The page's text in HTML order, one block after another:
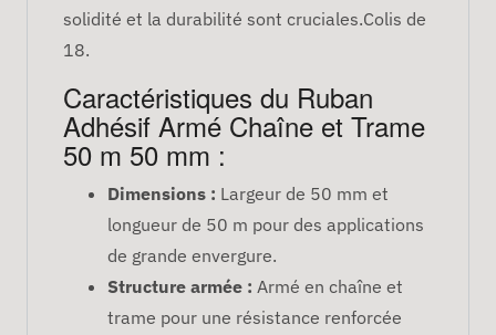
solidité et la durabilité sont cruciales.Colis de
18.
Caractéristiques du Ruban
Adhésif Armé Chaîne et Trame
50 m 50 mm :
Dimensions : Largeur de 50 mm et
longueur de 50 m pour des applications
de grande envergure.
Structure armée : Armé en chaîne et
trame pour une résistance renforcée